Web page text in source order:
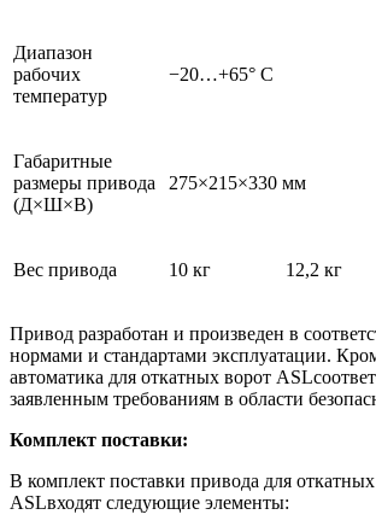
Диапазон
рабочих
температур
−20…+65° С
Габаритные
размеры привода
(Д×Ш×В)
275×215×330 мм
Вес привода 10 кг 12,2 кг
Привод разработан и произведен в
нормами и стандартами эксплуатации.
автоматика для откатных ворот
заявленным требованиям в области
Комплект поставки:
В комплект поставки привода для
ASLвходят следующие элементы: